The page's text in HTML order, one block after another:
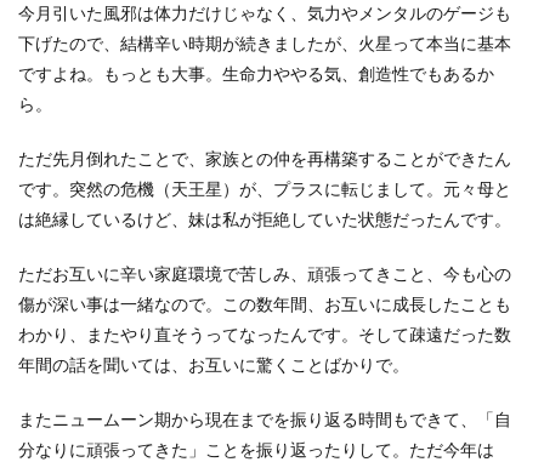
今月引いた風邪は体力だけじゃなく、気力やメンタルのゲージも
下げたので、結構辛い時期が続きましたが、火星って本当に基本
ですよね。もっとも大事。生命力ややる気、創造性でもあるか
ら。
ただ先月倒れたことで、家族との仲を再構築することができたん
です。突然の危機（天王星）が、プラスに転じまして。元々母と
は絶縁しているけど、妹は私が拒絶していた状態だったんです。
ただお互いに辛い家庭環境で苦しみ、頑張ってきこと、今も心の
傷が深い事は一緒なので。この数年間、お互いに成長したことも
わかり、またやり直そうってなったんです。そして疎遠だった数
年間の話を聞いては、お互いに驚くことばかりで。
またニュームーン期から現在までを振り返る時間もできて、「自
分なりに頑張ってきた」ことを振り返ったりして。ただ今年は